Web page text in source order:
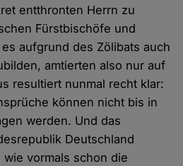
entthronten Herrn zu
Fürstbischöfe und
aufgrund des Zölibats auch
amtierten also nur auf
resultiert nunmal recht klar:
können nicht bis in
werden. Und das
Deutschland
vormals schon die